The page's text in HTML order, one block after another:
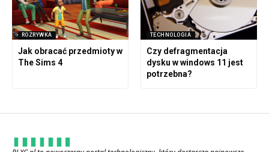
ROZRYWKA
Jak obracać przedmioty w
The Sims 4
TECHNOLOGIA
Czy defragmentacja
dysku w windows 11 jest
potrzebna?